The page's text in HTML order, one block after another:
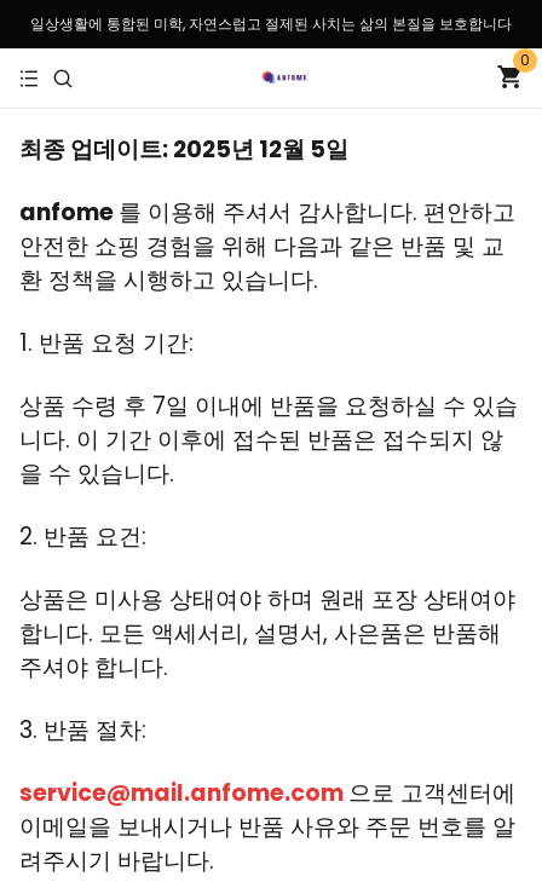
일상생활에 통합된 미학, 자연스럽고 절제된 사치는 삶의 본질을 보호합니다
0
최종 업데이트: 2025년 12월 5일
anfome를 이용해 주셔서 감사합니다. 편안하고
안전한 쇼핑 경험을 위해 다음과 같은 반품 및 교
환 정책을 시행하고 있습니다.
1. 반품 요청 기간:
상품 수령 후 7일 이내에 반품을 요청하실 수 있습
니다. 이 기간 이후에 접수된 반품은 접수되지 않
을 수 있습니다.
2. 반품 요건:
상품은 미사용 상태여야 하며 원래 포장 상태여야
합니다. 모든 액세서리, 설명서, 사은품은 반품해
주셔야 합니다.
3. 반품 절차:
service@mail.anfome.com으로 고객센터에
이메일을 보내시거나 반품 사유와 주문 번호를 알
려주시기 바랍니다.